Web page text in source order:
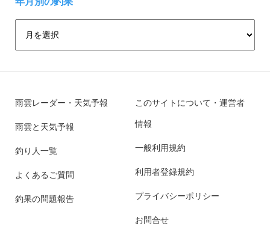
雨雲レーダー・天気予報
雨雲と天気予報
釣り人一覧
よくあるご質問
釣果の問題報告
このサイトについて・運営者
情報
一般利用規約
利用者登録規約
プライバシーポリシー
お問合せ